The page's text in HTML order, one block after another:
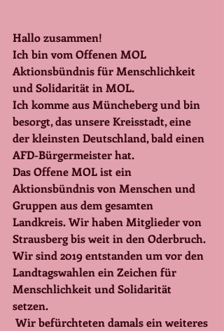
Hallo zusammen!
Ich bin vom Offenen MOL
Aktionsbündnis für Menschlichkeit
und Solidarität in MOL.
Ich komme aus Müncheberg und bin
besorgt, das unsere Kreisstadt, eine
der kleinsten Deutschland, bald einen
AFD-Bürgermeister hat.
Das Offene MOL ist ein
Aktionsbündnis von Menschen und
Gruppen aus dem gesamten
Landkreis. Wir haben Mitglieder von
Strausberg bis weit in den Oderbruch.
Wir sind 2019 entstanden um vor den
Landtagswahlen ein Zeichen für
Menschlichkeit und Solidarität
setzen.